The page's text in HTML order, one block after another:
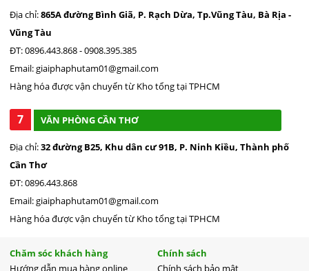
Địa chỉ:865A đường Bình Giã, P. Rạch Dừa, Tp.Vũng Tàu, Bà Rịa -
Vũng Tàu
ĐT: 0896.443.868 - 0908.395.385
Email: giaiphaphutam01@gmail.com
Hàng hóa được vận chuyển từ Kho tổng tại TPHCM
7 VĂN PHÒNG CẦN THƠ
Địa chỉ:32 đường B25, Khu dân cư 91B, P. Ninh Kiều, Thành phố
Cần Thơ
ĐT: 0896.443.868
Email: giaiphaphutam01@gmail.com
Hàng hóa được vận chuyển từ Kho tổng tại TPHCM
Chăm sóc khách hàng
Hướng dẫn mua hàng online
Chính sách
Chính sách bảo mật